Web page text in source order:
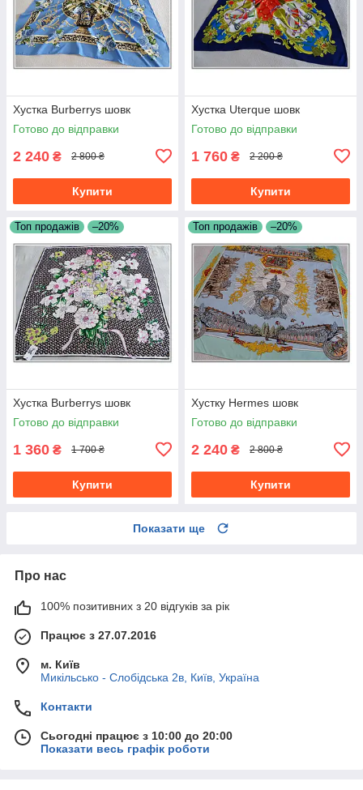
Хустка Burberrys шовк
Готово до відправки
2 240 ₴ 2 800 ₴
Купити
Хустка Uterque шовк
Готово до відправки
1 760 ₴ 2 200 ₴
Купити
Топ продажів –20%
Хустка Burberrys шовк
Готово до відправки
1 360 ₴ 1 700 ₴
Купити
Топ продажів –20%
Хустку Hermes шовк
Готово до відправки
2 240 ₴ 2 800 ₴
Купити
Показати ще
Про нас
100% позитивних з 20 відгуків за рік
Працює з 27.07.2016
м. Київ
Микільсько - Слобідська 2в, Київ, Україна
Контакти
Сьогодні працює з 10:00 до 20:00
Показати весь графік роботи